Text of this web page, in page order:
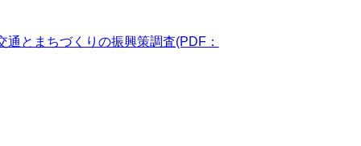
とまちづくりの振興策調査(PDF：